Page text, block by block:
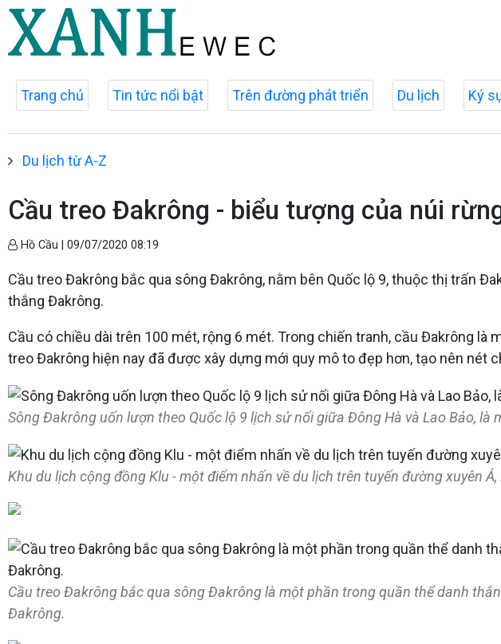
Trang chủ Tin tức nổi bật Trên đường phát triển Du lịch Ký
Du lịch từ A-Z
Cầu treo Đakrông - biểu tượng của núi
Hồ Cầu | 09/07/2020 08:19
Cầu treo Đakrông bắc qua sông Đakrông, nằm bên Quốc lộ 9, thuộc thị trấn
thắng Đakrông.
Cầu có chiều dài trên 100 mét, rộng 6 mét. Trong chiến tranh, cầu Đakrông
treo Đakrông hiện nay đã được xây dựng mới quy mô to đẹp hơn, tạo nên nét
Sông Đakrông uốn lượn theo Quốc lộ 9 lịch sử nối giữa Đông Hà và Lao Bảo,
Khu du lịch cộng đồng Klu - một điểm nhấn về du lịch trên tuyến đường xuyên
Cầu treo Đakrông bắc qua sông Đakrông là một phần trong quần thể danh
Đakrông.